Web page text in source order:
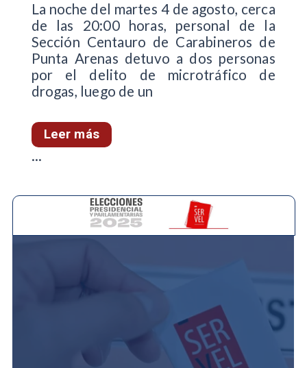
La noche del martes 4 de agosto, cerca
de las 20:00 horas, personal de la
Sección Centauro de Carabineros de
Punta Arenas detuvo a dos personas
por el delito de microtráfico de
drogas, luego de un
Leer más
...